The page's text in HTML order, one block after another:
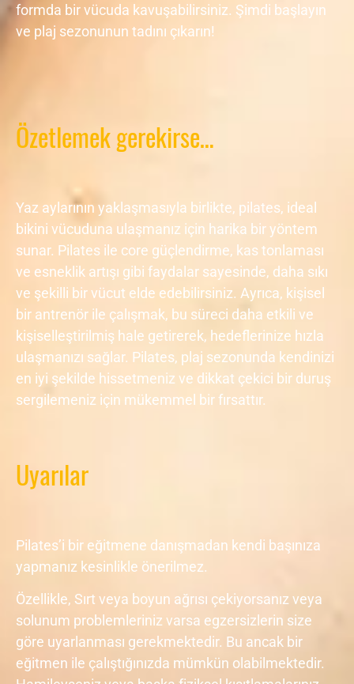
formda bir vücuda kavuşabilirsiniz. Şimdi başlayın
ve plaj sezonunun tadını çıkarın!
Özetlemek gerekirse…
Yaz aylarının yaklaşmasıyla birlikte, pilates, ideal
bikini vücuduna ulaşmanız için harika bir yöntem
sunar. Pilates ile core güçlendirme, kas tonlaması
ve esneklik artışı gibi faydalar sayesinde, daha sıkı
ve şekilli bir vücut elde edebilirsiniz. Ayrıca, kişisel
bir antrenör ile çalışmak, bu süreci daha etkili ve
kişiselleştirilmiş hale getirerek, hedeflerinize hızla
ulaşmanızı sağlar. Pilates, plaj sezonunda kendinizi
en iyi şekilde hissetmeniz ve dikkat çekici bir duruş
sergilemeniz için mükemmel bir fırsattır.
Uyarılar
Pilates’i bir eğitmene danışmadan kendi başınıza
yapmanız kesinlikle önerilmez.
Özellikle, Sırt veya boyun ağrısı çekiyorsanız veya
solunum problemleriniz varsa egzersizlerin size
göre uyarlanması gerekmektedir. Bu ancak bir
eğitmen ile çalıştığınızda mümkün olabilmektedir.